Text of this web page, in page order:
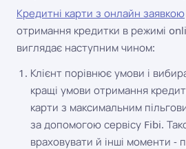
Кредитні карти з онлайн заявкою
отримання кредитки в режимі
виглядає наступним чином:
Клієнт порівнює умови і
кращі умови отримання
карти з максимальним
за допомогою сервісу Fibi.
враховувати й інші моменти -